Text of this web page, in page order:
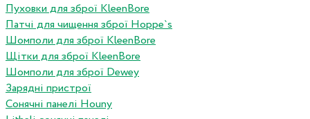
Пуховки для зброї KleenBore
Патчі для чищення зброї Hoppe`s
Шомполи для зброї KleenBore
Щітки для зброї KleenBore
Шомполи для зброї Dewey
Зарядні пристрої
Сонячні панелі Houny